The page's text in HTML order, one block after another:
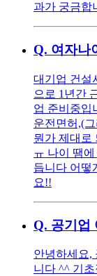
과가 궁금합
Q. 여자나
대기업 건설
으로 1년간
업 준비중입
운전면허,(
뭔가 제대로
ㅠ 나이 땜
듭니다 어떻
요!!
Q. 공기업
안녕하세요,
니다 ^^ 기